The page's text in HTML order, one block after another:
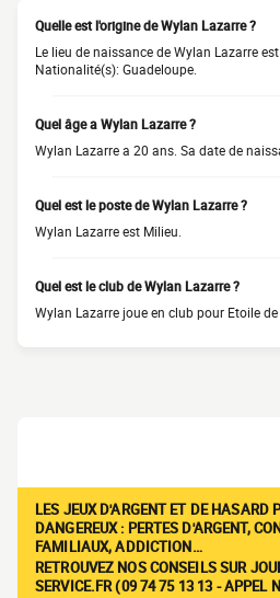
Quelle est l'origine de Wylan Lazarre ?
Le lieu de naissance de Wylan Lazarre
Nationalité(s): Guadeloupe.
Quel âge a Wylan Lazarre ?
Wylan Lazarre a 20 ans. Sa date de
Quel est le poste de Wylan Lazarre ?
Wylan Lazarre est Milieu.
Quel est le club de Wylan Lazarre ?
Wylan Lazarre joue en club pour Etoile
LES JEUX D'ARGENT ET DE HASARD
DANGEREUX : PERTES D'ARGENT,
FAMILIAUX, ADDICTION…
RETROUVEZ NOS CONSEILS SUR
SERVICE.FR (09 74 75 13 13 - APPEL